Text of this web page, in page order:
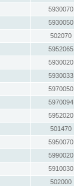
5930070
5930050
502070
5952065
5930020
5930033
5970050
5970094
5952020
501470
5950070
5990020
5910030
502000